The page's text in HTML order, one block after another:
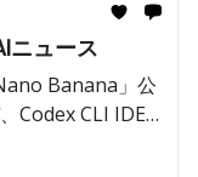
ニュース
Banana」公
Codex CLI IDE